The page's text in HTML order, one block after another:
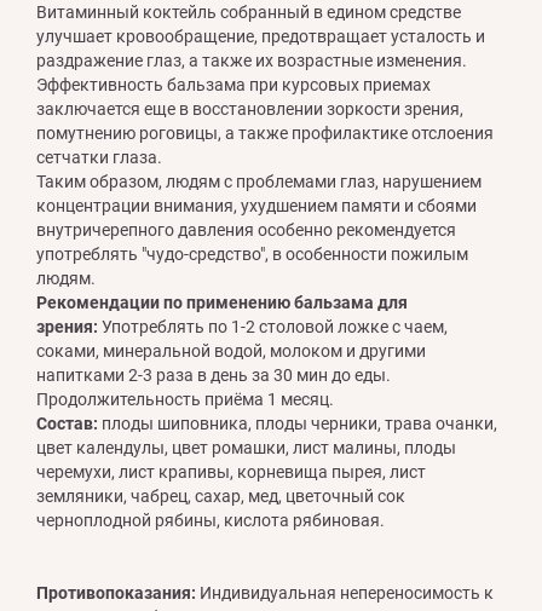
Витаминный коктейль собранный в едином средстве
улучшает кровообращение, предотвращает усталость и
раздражение глаз, а также их возрастные изменения.
Эффективность бальзама при курсовых приемах
заключается еще в восстановлении зоркости зрения,
помутнению роговицы, а также профилактике отслоения
сетчатки глаза.
Таким образом, людям с проблемами глаз, нарушением
концентрации внимания, ухудшением памяти и сбоями
внутричерепного давления особенно рекомендуется
употреблять "чудо-средство", в особенности пожилым
людям.
Рекомендации по применению бальзама для
зрения: Употреблять по 1-2 столовой ложке с чаем,
соками, минеральной водой, молоком и другими
напитками 2-3 раза в день за 30 мин до еды.
Продолжительность приёма 1 месяц.
Состав: плоды шиповника, плоды черники, трава очанки,
цвет календулы, цвет ромашки, лист малины, плоды
черемухи, лист крапивы, корневища пырея, лист
земляники, чабрец, сахар, мед, цветочный сок
черноплодной рябины, кислота рябиновая.
Противопоказания: Индивидуальная непереносимость к